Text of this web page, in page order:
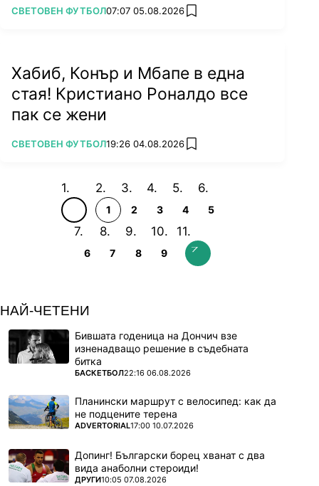
ПОВЕЧЕ ОТ
СВЕТОВЕН ФУТБОЛ07:07 05.08.2026 add favorites
Хабиб, Конър и Мбапе в една
стая! Кристиано Роналдо все
пак се жени
ПОВЕЧЕ ОТ
СВЕТОВЕН ФУТБОЛ19:26 04.08.2026 add favorites
1 2 3 4 5
6 7 8 9
НАЙ-ЧЕТЕНИ
Бившата годеница на Дончич взе
изненадващо решение в съдебната
битка
ПОВЕЧЕ ОТ
БАСКЕТБОЛ22:16 06.08.2026
Планински маршрут с велосипед: как да
не подцените терена
ПОВЕЧЕ ОТ
ADVERTORIAL17:00 10.07.2026
Допинг! Български борец хванат с два
вида анаболни стероиди!
ПОВЕЧЕ ОТ
ДРУГИ10:05 07.08.2026